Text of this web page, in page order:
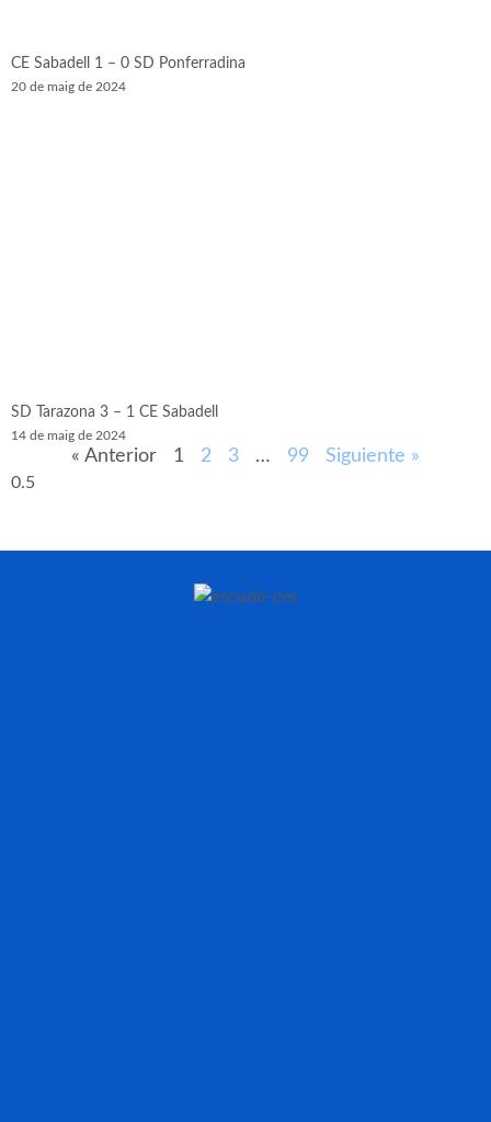
CE Sabadell 1 – 0 SD Ponferradina
20 de maig de 2024
SD Tarazona 3 – 1 CE Sabadell
14 de maig de 2024
« Anterior 1 2 3 … 99 Siguiente »